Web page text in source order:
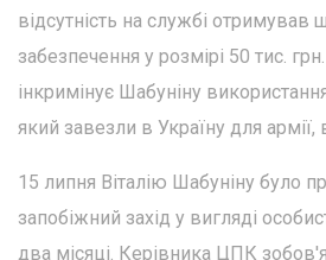
відсутність на службі
забезпечення у розмірі 50 тис.
інкримінує Шабуніну
який завезли в Україну для армії,
15 липня Віталію Шабуніну було
запобіжний захід у вигляді
два місяці. Керівника ЦПК